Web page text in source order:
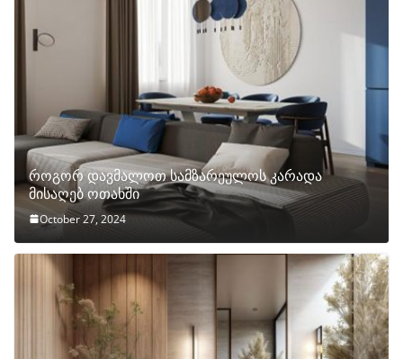
როგორ დავმალოთ სამზარეულოს კარადა
მისაღებ ოთახში
October 27, 2024